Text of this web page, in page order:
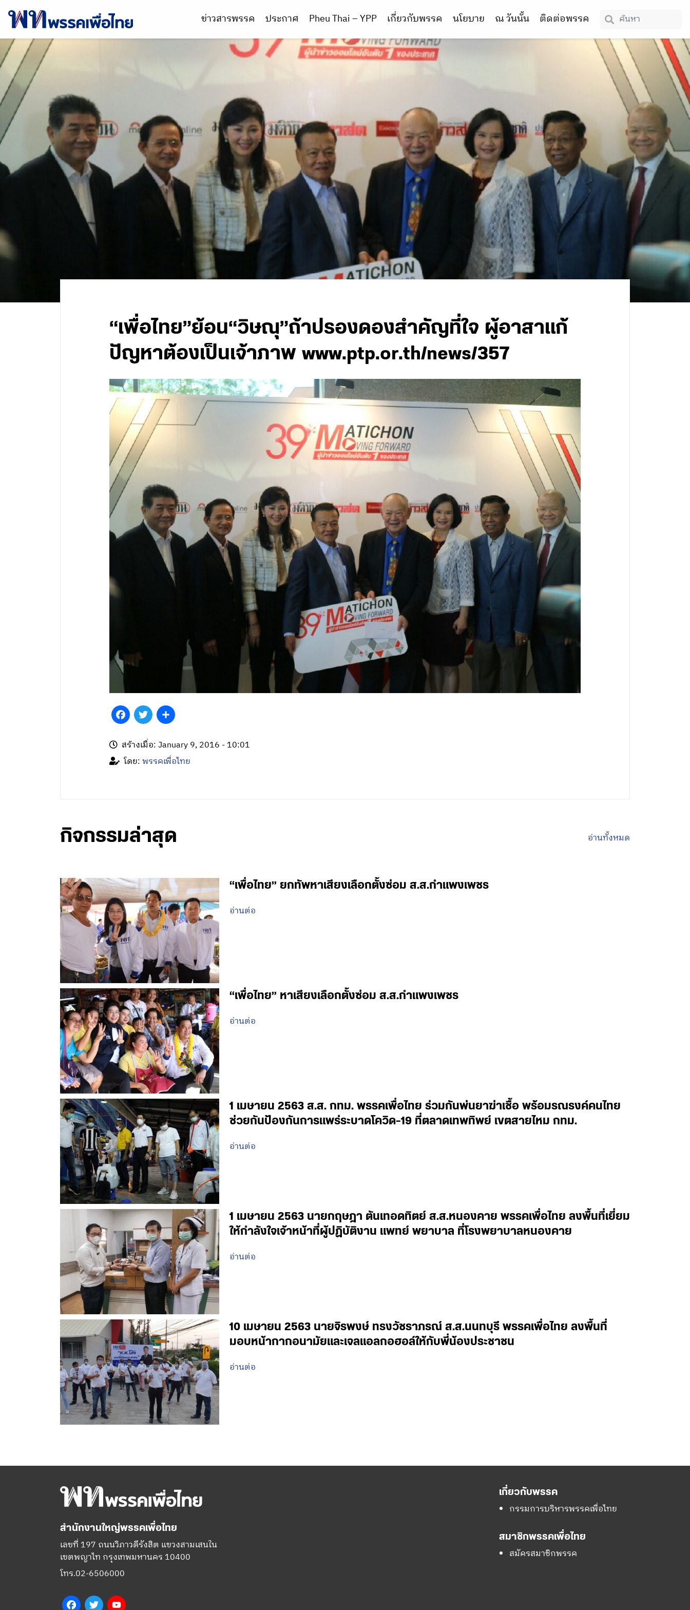
ข่าวสารพรรค ประกาศ Pheu Thai – YPP เกี่ยวกับพรรค นโยบาย ณ วันนั้น ติดต่อพรรค
“เพื่อไทย”ย้อน“วิษณุ”ถ้าปรองดองสำคัญที่ใจ ผู้อาสาแก้
ปัญหาต้องเป็นเจ้าภาพ www.ptp.or.th/news/357
Facebook
TwitterShare
สร้างเมื่อ: January 9, 2016 - 10:01
โดย:พรรคเพื่อไทย
กิจกรรมล่าสุด อ่านทั้งหมด
“เพื่อไทย” ยกทัพหาเสียงเลือกตั้งซ่อม ส.ส.กำแพงเพชร
อ่านต่อ
“เพื่อไทย” หาเสียงเลือกตั้งซ่อม ส.ส.กำแพงเพชร
อ่านต่อ
1 เมษายน 2563 ส.ส. กทม. พรรคเพื่อไทย ร่วมกันพ่นยาฆ่าเชื้อ พร้อมรณรงค์คนไทย
ช่วยกันป้องกันการแพร่ระบาดโควิด-19 ที่ตลาดเทพทิพย์ เขตสายไหม กทม.
อ่านต่อ
1 เมษายน 2563 นายกฤษฎา ตันเทอดทิตย์ ส.ส.หนองคาย พรรคเพื่อไทย ลงพื้นที่เยี่ยม
ให้กำลังใจเจ้าหน้าที่ผู้ปฏิบัติงาน แพทย์ พยาบาล ที่โรงพยาบาลหนองคาย
อ่านต่อ
10 เมษายน 2563 นายจิรพงษ์ ทรงวัชราภรณ์ ส.ส.นนทบุรี พรรคเพื่อไทย ลงพื้นที่
มอบหน้ากากอนามัยและเจลแอลกอฮอล์ให้กับพี่น้องประชาชน
อ่านต่อ
สำนักงานใหญ่พรรคเพื่อไทย
เลขที่ 197 ถนนวิภาวดีรังสิต แขวงสามเสนใน
เขตพญาไท กรุงเทพมหานคร 10400
โทร.02-6506000
FacebookTwitter
เกี่ยวกับพรรค
กรรมการบริหารพรรคเพื่อไทย
สมาชิกพรรคเพื่อไทย
สมัครสมาชิกพรรค